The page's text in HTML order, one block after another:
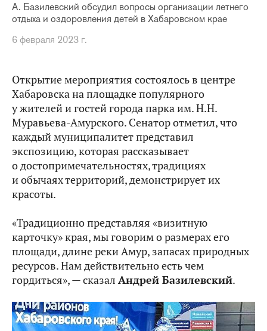
А. Базилевский обсудил вопросы организации летнего
отдыха и оздоровления детей в Хабаровском крае
6 февраля 2023 г.
Открытие мероприятия состоялось в центре
Хабаровска на площадке популярного
у жителей и гостей города парка им. Н.Н.
Муравьева-Амурского. Сенатор отметил, что
каждый муниципалитет представил
экспозицию, которая рассказывает
о достопримечательностях, традициях
и обычаях территорий, демонстрирует их
красоты.
«Традиционно представляя «визитную
карточку» края, мы говорим о размерах его
площади, длине реки Амур, запасах природных
ресурсов. Нам действительно есть чем
гордиться», — сказал Андрей Базилевский.